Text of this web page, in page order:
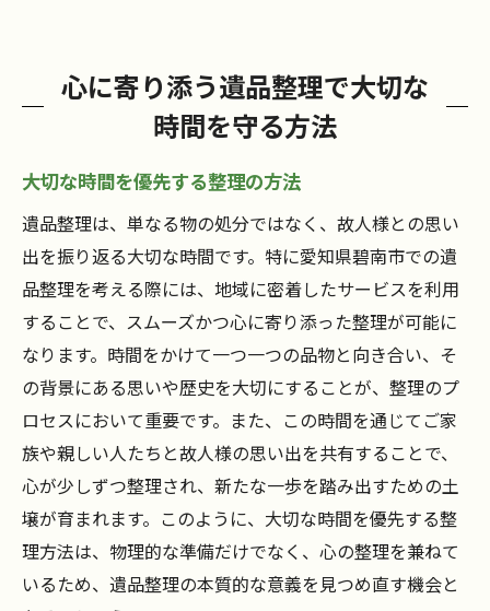
心に寄り添う遺品整理で大切な
時間を守る方法
大切な時間を優先する整理の方法
遺品整理は、単なる物の処分ではなく、故人様との思い
出を振り返る大切な時間です。特に愛知県碧南市での遺
品整理を考える際には、地域に密着したサービスを利用
することで、スムーズかつ心に寄り添った整理が可能に
なります。時間をかけて一つ一つの品物と向き合い、そ
の背景にある思いや歴史を大切にすることが、整理のプ
ロセスにおいて重要です。また、この時間を通じてご家
族や親しい人たちと故人様の思い出を共有することで、
心が少しずつ整理され、新たな一歩を踏み出すための土
壌が育まれます。このように、大切な時間を優先する整
理方法は、物理的な準備だけでなく、心の整理を兼ねて
いるため、遺品整理の本質的な意義を見つめ直す機会と